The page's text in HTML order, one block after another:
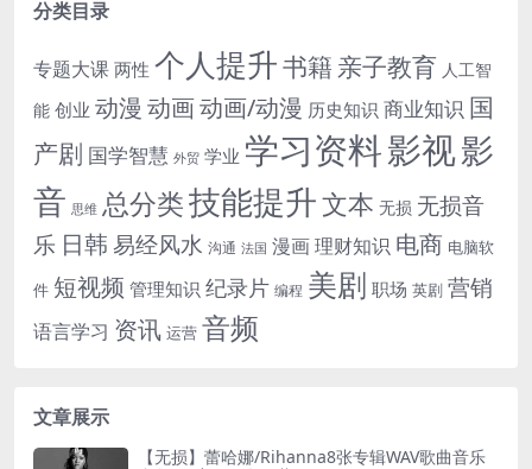
分类目录
专题大课 两性 个人提升书籍 亲子教育 人工智
能 创业 动漫 动画动画/动漫 历史知识 商业知识 国
产剧 国学智慧 外贸 学业 学习资料影视影
音 思维 总分类技能提升文本 无损 无损音
乐 日韩易经风水 沟通 法国 漫画理财知识 电商 电脑软
件 短视频 管理知识 纪录片 编程 美剧 职场 英剧 营销
语言学习 资讯 运营 音频
文章展示
【无损】蕾哈娜/Rihanna8张专辑WAV歌曲音乐